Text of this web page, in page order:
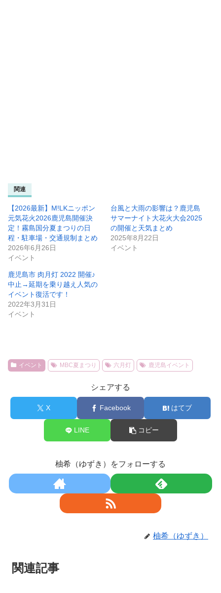
関連
【2026最新】M!LKニッポン
元気花火2026鹿児島開催決
定！霧島国分夏まつりの日
程・駐車場・交通規制まとめ
2026年6月26日
イベント
台風と大雨の影響は？鹿児島
サマーナイト大花火大会2025
の開催と天気まとめ
2025年8月22日
イベント
鹿児島市 肉月灯 2022 開催♪
中止→延期を乗り越え人気の
イベント復活です！
2022年3月31日
イベント
イベント MBC夏まつり 六月灯 鹿児島イベント
シェアする
X Facebook はてブ
LINE コピー
柚希（ゆずき）をフォローする
柚希（ゆずき）
関連記事